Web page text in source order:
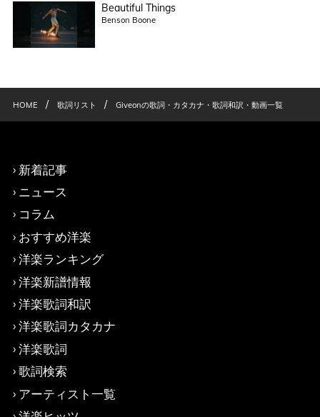
Beautiful Things
Benson Boone
HOME / 歌詞リスト / Giveonの歌詞・カタカナ・歌詞和訳・動画一覧
新着記事
ニュース
コラム
おすすめ洋楽
洋楽ランキング
洋楽新譜情報
洋楽歌詞和訳
洋楽歌詞カタカナ
洋楽歌詞
歌詞検索
アーティスト一覧